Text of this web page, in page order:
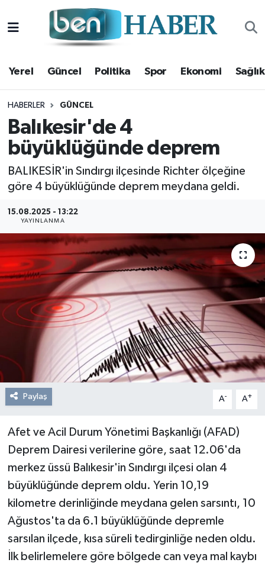
Yerel Güncel Politika Spor Ekonomi Sağlık
HABERLER GÜNCEL
Balıkesir'de 4
büyüklüğünde deprem
BALIKESİR'in Sındırgı ilçesinde Richter ölçeğine
göre 4 büyüklüğünde deprem meydana geldi.
15.08.2025 - 13:22
YAYINLANMA
Paylaş A- A+
Afet ve Acil Durum Yönetimi Başkanlığı (AFAD)
Deprem Dairesi verilerine göre, saat 12.06'da
merkez üssü Balıkesir'in Sındırgı ilçesi olan 4
büyüklüğünde deprem oldu. Yerin 10,19
kilometre derinliğinde meydana gelen sarsıntı, 10
Ağustos'ta da 6.1 büyüklüğünde depremle
sarsılan ilçede, kısa süreli tedirginliğe neden oldu.
İlk belirlemelere göre bölgede can veya mal kaybı
Yerel
Güncel
Politika
Spor
Ekonomi
Sağlık
Magazin
Kültür Sanat
Resmi Reklam
Röportajlar
Hava Durumu
Trafik Durumu
Süper Lig Puan Durumu ve Fikstür
Tüm Manşetler
Son Dakika Haberleri
Haber Arşivi